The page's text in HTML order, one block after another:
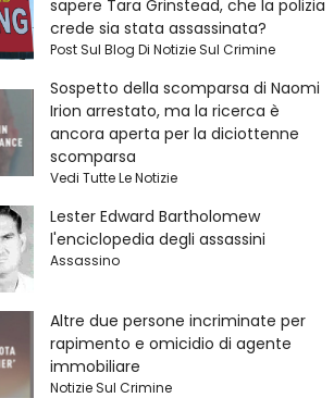
sapere Tara Grinstead, che la polizia
crede sia stata assassinata?
Post Sul Blog Di Notizie Sul Crimine
Sospetto della scomparsa di Naomi
Irion arrestato, ma la ricerca è
ancora aperta per la diciottenne
scomparsa
Vedi Tutte Le Notizie
Lester Edward Bartholomew
l'enciclopedia degli assassini
Assassino
Altre due persone incriminate per
rapimento e omicidio di agente
immobiliare
Notizie Sul Crimine